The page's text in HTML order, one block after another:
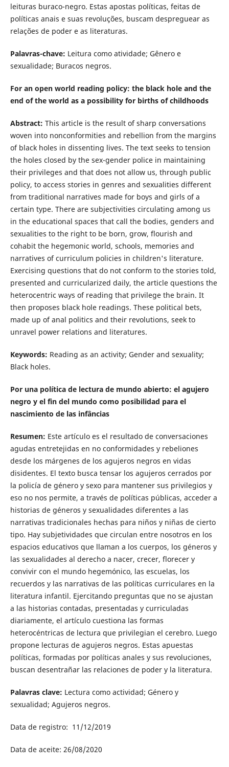
leituras buraco-negro. Estas apostas políticas, feitas de
políticas anais e suas revoluções, buscam despreguear as
relações de poder e as literaturas.
Palavras-chave: Leitura como atividade; Gênero e
sexualidade; Buracos negros.
For an open world reading policy: the black hole and the
end of the world as a possibility for births of childhoods
Abstract: This article is the result of sharp conversations
woven into nonconformities and rebellion from the margins
of black holes in dissenting lives. The text seeks to tension
the holes closed by the sex-gender police in maintaining
their privileges and that does not allow us, through public
policy, to access stories in genres and sexualities different
from traditional narratives made for boys and girls of a
certain type. There are subjectivities circulating among us
in the educational spaces that call the bodies, genders and
sexualities to the right to be born, grow, flourish and
cohabit the hegemonic world, schools, memories and
narratives of curriculum policies in children's literature.
Exercising questions that do not conform to the stories told,
presented and curricularized daily, the article questions the
heterocentric ways of reading that privilege the brain. It
then proposes black hole readings. These political bets,
made up of anal politics and their revolutions, seek to
unravel power relations and literatures.
Keywords: Reading as an activity; Gender and sexuality;
Black holes.
Por una política de lectura de mundo abierto: el agujero
negro y el fin del mundo como posibilidad para el
nascimiento de las infâncias
Resumen: Este artículo es el resultado de conversaciones
agudas entretejidas en no conformidades y rebeliones
desde los márgenes de los agujeros negros en vidas
disidentes. El texto busca tensar los agujeros cerrados por
la policía de género y sexo para mantener sus privilegios y
eso no nos permite, a través de políticas públicas, acceder a
historias de géneros y sexualidades diferentes a las
narrativas tradicionales hechas para niños y niñas de cierto
tipo. Hay subjetividades que circulan entre nosotros en los
espacios educativos que llaman a los cuerpos, los géneros y
las sexualidades al derecho a nacer, crecer, florecer y
convivir con el mundo hegemónico, las escuelas, los
recuerdos y las narrativas de las políticas curriculares en la
literatura infantil. Ejercitando preguntas que no se ajustan
a las historias contadas, presentadas y curriculadas
diariamente, el artículo cuestiona las formas
heterocéntricas de lectura que privilegian el cerebro. Luego
propone lecturas de agujeros negros. Estas apuestas
políticas, formadas por políticas anales y sus revoluciones,
buscan desentrañar las relaciones de poder y la literatura.
Palavras clave: Lectura como actividad; Género y
sexualidad; Agujeros negros.
Data de registro: 11/12/2019
Data de aceite: 26/08/2020